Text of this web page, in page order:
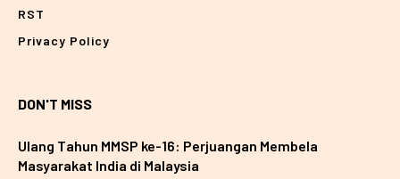
RST
Privacy Policy
DON'T MISS
Ulang Tahun MMSP ke-16: Perjuangan Membela
Masyarakat India di Malaysia